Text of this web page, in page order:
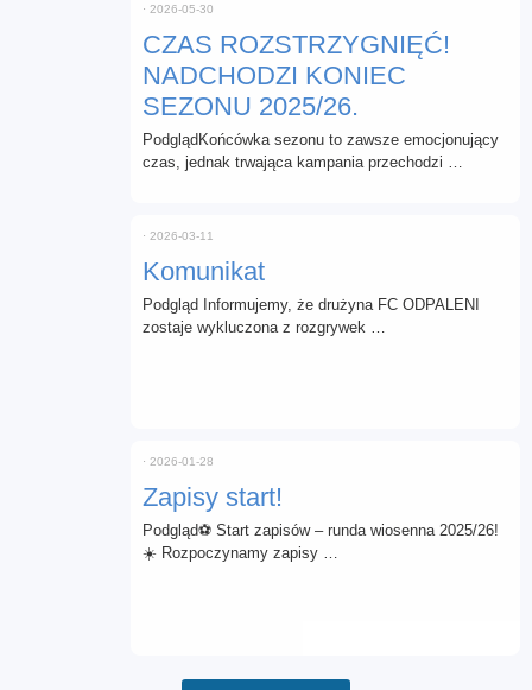
CZAS ROZSTRZYGNIĘĆ!
NADCHODZI KONIEC
SEZONU 2025/26.
⋅ 2026-05-30
PodglądKońcówka sezonu to zawsze emocjonujący
czas, jednak trwająca kampania przechodzi …
Komunikat
⋅ 2026-03-11
Podgląd Informujemy, że drużyna FC ODPALENI
zostaje wykluczona z rozgrywek …
Zapisy start!
⋅ 2026-01-28
Podgląd⚽ Start zapisów – runda wiosenna 2025/26!
☀️ Rozpoczynamy zapisy …